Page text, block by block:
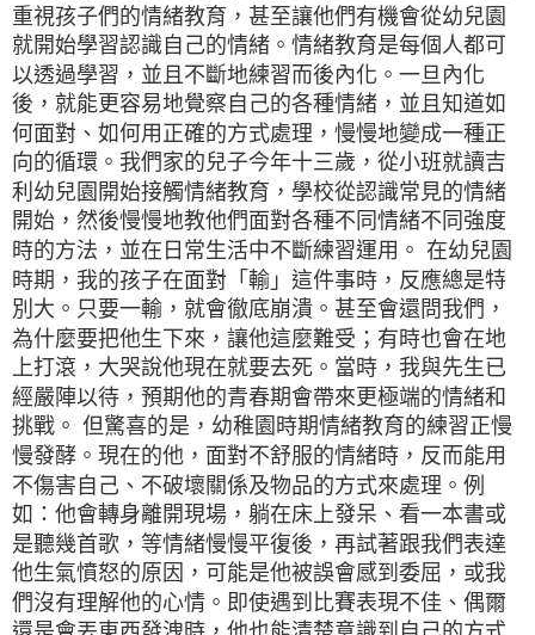
重視孩子們的情緒教育，甚至讓他們有機會從幼兒園
就開始學習認識自己的情緒。情緒教育是每個人都可
以透過學習，並且不斷地練習而後內化。一旦內化
後，就能更容易地覺察自己的各種情緒，並且知道如
何面對、如何用正確的方式處理，慢慢地變成一種正
向的循環。 我們家的兒子今年十三歲，從小班就讀吉
利幼兒園開始接觸情緒教育，學校從認識常見的情緒
開始，然後慢慢地教他們面對各種不同情緒不同強度
時的方法，並在日常生活中不斷練習運用。 在幼兒園
時期，我的孩子在面對「輸」這件事時，反應總是特
別大。只要一輸，就會徹底崩潰。甚至會還問我們，
為什麼要把他生下來，讓他這麼難受；有時也會在地
上打滾，大哭說他現在就要去死。當時，我與先生已
經嚴陣以待，預期他的青春期會帶來更極端的情緒和
挑戰。 但驚喜的是，幼稚園時期情緒教育的練習正慢
慢發酵。現在的他，面對不舒服的情緒時，反而能用
不傷害自己、不破壞關係及物品的方式來處理。例
如：他會轉身離開現場，躺在床上發呆、看一本書或
是聽幾首歌，等情緒慢慢平復後，再試著跟我們表達
他生氣憤怒的原因，可能是他被誤會感到委屈，或我
們沒有理解他的心情。即使遇到比賽表現不佳、偶爾